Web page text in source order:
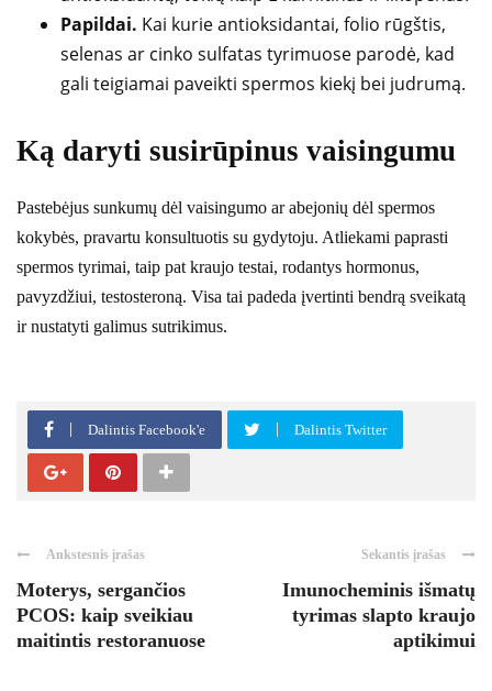
Papildai. Kai kurie antioksidantai, folio rūgštis,
selenas ar cinko sulfatas tyrimuose parodė, kad
gali teigiamai paveikti spermos kiekį bei judrumą.
Ką daryti susirūpinus vaisingumu
Pastebėjus sunkumų dėl vaisingumo ar abejonių dėl spermos
kokybės, pravartu konsultuotis su gydytoju. Atliekami paprasti
spermos tyrimai, taip pat kraujo testai, rodantys hormonus,
pavyzdžiui, testosteroną. Visa tai padeda įvertinti bendrą sveikatą
ir nustatyti galimus sutrikimus.
Dalintis Facebook'e Dalintis Twitter
Ankstesnis įrašas
Moterys, sergančios
PCOS: kaip sveikiau
maitintis restoranuose
Sekantis įrašas
Imunocheminis išmatų
tyrimas slapto kraujo
aptikimui